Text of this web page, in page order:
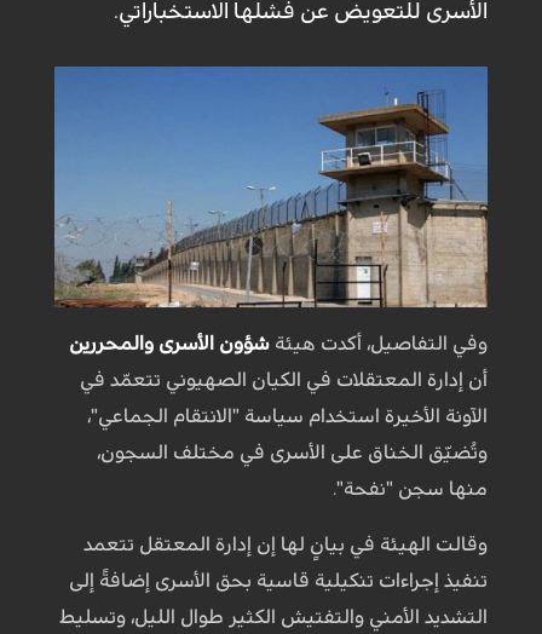
الأسرى للتعويض عن فشلها الاستخباراتي.
وفي التفاصيل، أكدت هيئة شؤون الأسرى والمحررين
أن إدارة المعتقلات في الكيان الصهيوني تتعمّد في
الآونة الأخيرة استخدام سياسة "الانتقام الجماعي"،
وتُضيّق الخناق على الأسرى في مختلف السجون،
منها سجن "نفحة".
وقالت الهيئة في بيانٍ لها إن إدارة المعتقل تتعمد
تنفيذ إجراءات تنكيلية قاسية بحق الأسرى إضافةً إلى
التشديد الأمني والتفتيش الكثير طوال الليل، وتسليط